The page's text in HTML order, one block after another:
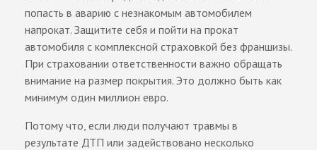
попасть в аварию с незнакомым автомобилем
напрокат. Защитите себя и пойти на прокат
автомобиля с комплексной страховкой без франшизы.
При страховании ответственности важно обращать
внимание на размер покрытия. Это должно быть как
минимум один миллион евро.
Потому что, если люди получают травмы в
результате ДТП или задействовано несколько